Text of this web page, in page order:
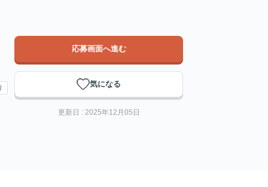
応募画面へ進む
気になる
更新日 : 2025年12月05日